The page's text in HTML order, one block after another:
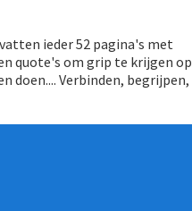
ieder 52 pagina's met
quote's om grip te krijgen op
doen.... Verbinden, begrijpen,